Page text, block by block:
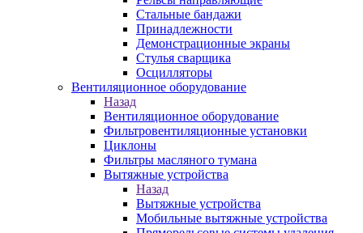
Стальные бандажи
Принадлежности
Демонстрационные экраны
Стулья сварщика
Осцилляторы
Вентиляционное оборудование
Назад
Вентиляционное оборудование
Фильтровентиляционные установки
Циклоны
Фильтры масляного тумана
Вытяжные устройства
Назад
Вытяжные устройства
Мобильные вытяжные устройства